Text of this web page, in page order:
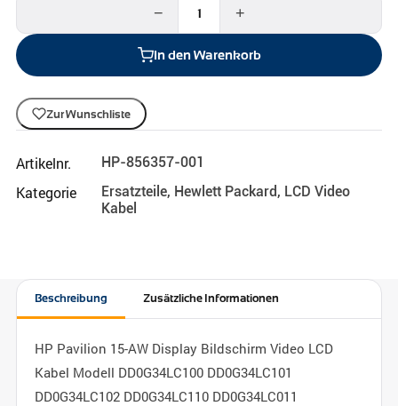
− +
In den Warenkorb
Zur Wunschliste
Artikelnr. HP-856357-001
Kategorie Ersatzteile, Hewlett Packard, LCD Video
Kabel
Beschreibung Zusätzliche Informationen
HP Pavilion 15-AW Display Bildschirm Video LCD
Kabel Modell DD0G34LC100 DD0G34LC101
DD0G34LC102 DD0G34LC110 DD0G34LC011